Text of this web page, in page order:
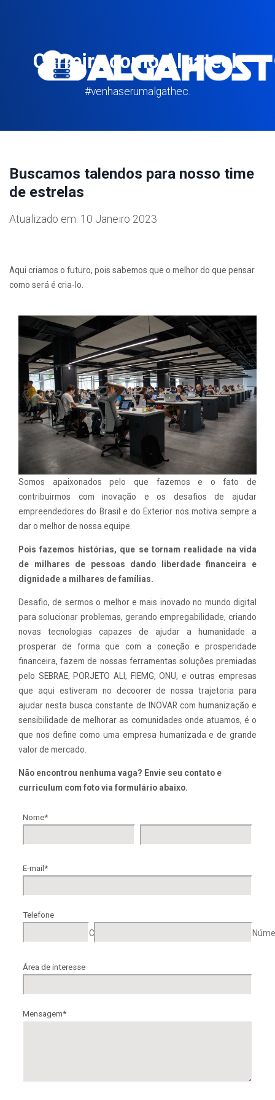
Carreira como Algatech
#venhaserumalgathec.
Buscamos talendos para nosso time
de estrelas
Atualizado em: 10 Janeiro 2023
Aqui criamos o futuro, pois sabemos que o melhor do que pensar
como será é cria-lo.
Somos apaixonados pelo que fazemos e o fato de
contribuirmos com inovação e os desafios de ajudar
empreendedores do Brasil e do Exterior nos motiva sempre a
dar o melhor de nossa equipe.
Pois fazemos histórias, que se tornam realidade na vida
de milhares de pessoas dando liberdade financeira e
dignidade a milhares de famílias.
Desafio, de sermos o melhor e mais inovado no mundo digital
para solucionar problemas, gerando empregabilidade, criando
novas tecnologias capazes de ajudar a humanidade a
prosperar de forma que com a coneção e prosperidade
financeira, fazem de nossas ferramentas soluções premiadas
pelo SEBRAE, PORJETO ALI, FIEMG, ONU, e outras empresas
que aqui estiveram no decoorer de nossa trajetoria para
ajudar nesta busca constante de INOVAR com humanização e
sensibilidade de melhorar as comunidades onde atuamos, é o
que nos define como uma empresa humanizada e de grande
valor de mercado.
Não encontrou nenhuma vaga? Envie seu contato e
curriculum com foto via formulário abaixo.
Nome*
E-mail *
Telefone
Código de área
Área de interesse
Mensagem*